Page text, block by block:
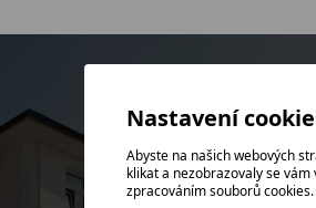
Nastavení
Abyste na našich webových
klikat a nezobrazovaly se
zpracováním souborů cookies.